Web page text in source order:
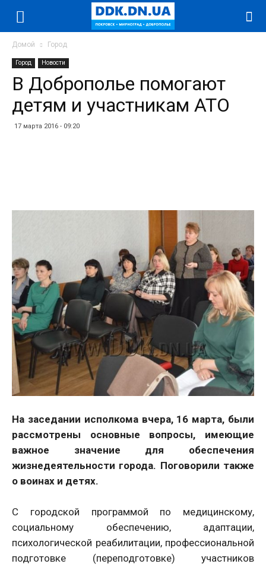
Домой Город
Город Новости
В Доброполье помогают
детям и участникам АТО
17 марта 2016 - 09:20
На заседании исполкома вчера, 16 марта, были
рассмотрены основные вопросы, имеющие
важное значение для обеспечения
жизнедеятельности города. Поговорили также
о воинах и детях.
С городской программой по медицинскому,
социальному обеспечению, адаптации,
психологической реабилитации, профессиональной
подготовке (переподготовке) участников